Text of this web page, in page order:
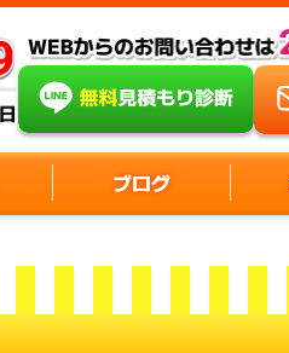
ブログ